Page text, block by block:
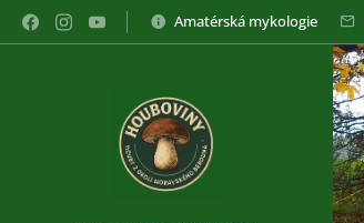
Amatérská mykologie